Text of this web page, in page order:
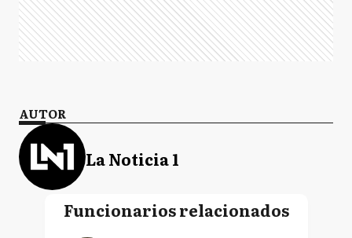
AUTOR
La Noticia 1
Funcionarios relacionados